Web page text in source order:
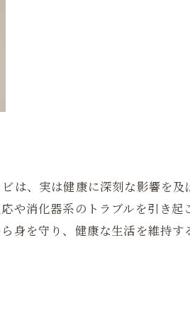
は、実は健康に深刻な影響を及
や消化器系のトラブルを引き起
身を守り、健康な生活を維持す